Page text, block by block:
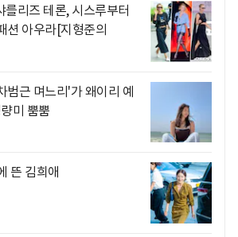
를리즈 테론, 시스루부터
션 아우라[지형준의
범근 며느리'가 왜이리 예
미 뿜뿜
뜬 김희애